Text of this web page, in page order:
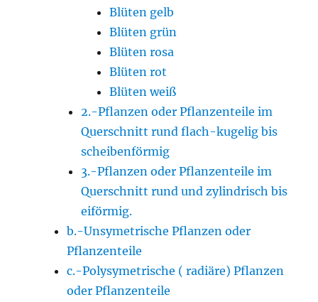
Blüten gelb
Blüten grün
Blüten rosa
Blüten rot
Blüten weiß
2.-Pflanzen oder Pflanzenteile im
Querschnitt rund flach-kugelig bis
scheibenförmig
3.-Pflanzen oder Pflanzenteile im
Querschnitt rund und zylindrisch bis
eiförmig.
b.-Unsymetrische Pflanzen oder
Pflanzenteile
c.-Polysymetrische ( radiäre) Pflanzen
oder Pflanzenteile